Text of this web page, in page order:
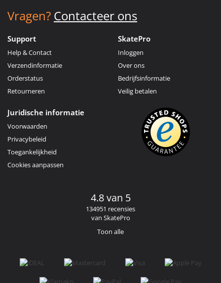
Vragen? Contacteer ons
Support
Help & Contact
Verzendinformatie
Orderstatus
Retourneren
SkatePro
Inloggen
Over ons
Bedrijfsinformatie
Veilig betalen
Juridische informatie
Voorwaarden
Privacybeleid
Toegankelijkheid
Cookies aanpassen
4.8 van 5
134951 recensies
van SkatePro
Toon alle